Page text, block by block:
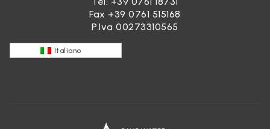
Fax +39 0761 515168
P.Iva 00273310565
Italiano